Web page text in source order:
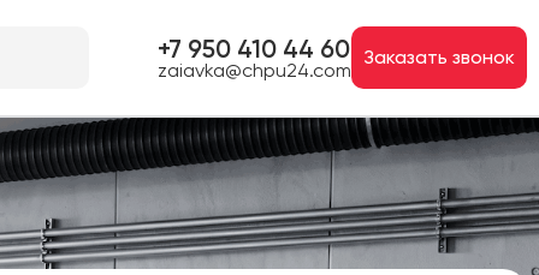
+7 950 410 44 60
zaiavka@chpu24.com
Заказать звонок